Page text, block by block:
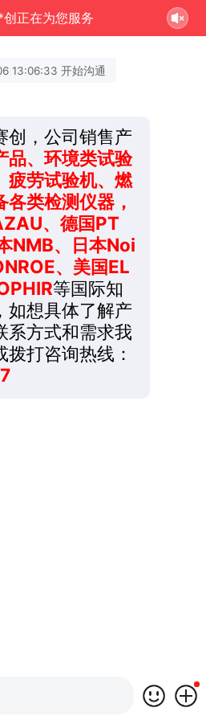
正在为您服务
13:06:33 开始沟通
创，公司销售产
品、环境类试验
疲劳试验机、燃
类检测仪器，
、德国PT
NMB、日本Noi
、美国EL
等国际知
如想具体了解产
系方式和需求我
打咨询热线：